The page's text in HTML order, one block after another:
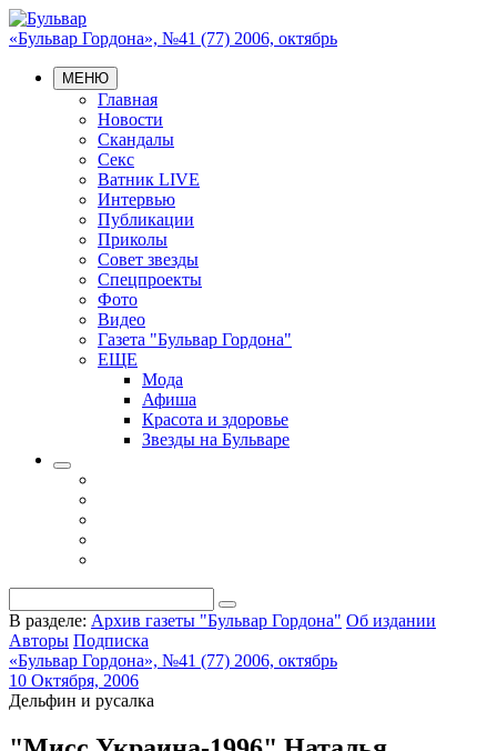
«Бульвар Гордона», №41 (77) 2006, октябрь
МЕНЮ
Главная
Новости
Скандалы
Секс
Ватник LIVE
Интервью
Публикации
Приколы
Совет звезды
Спецпроекты
Фото
Видео
Газета "Бульвар Гордона"
ЕЩЕ
Мода
Афиша
Красота и здоровье
Звезды на Бульваре
В разделе: Архив газеты "Бульвар Гордона" Об издании
Авторы Подписка
«Бульвар Гордона», №41 (77) 2006, октябрь
10 Октября, 2006
Дельфин и русалка